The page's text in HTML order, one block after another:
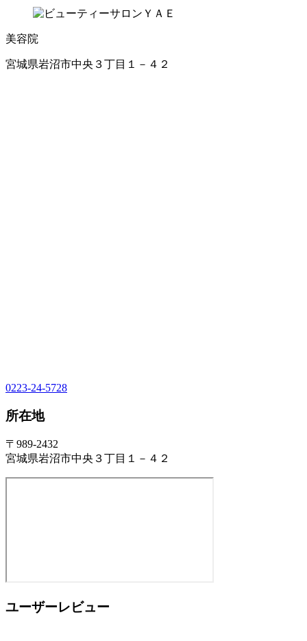
美容院
宮城県岩沼市中央３丁目１－４２
0223-24-5728
所在地
〒989-2432
宮城県岩沼市中央３丁目１－４２
ユーザーレビュー